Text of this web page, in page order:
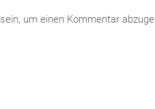
sein, um einen Kommentar